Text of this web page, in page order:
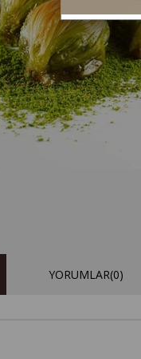
YORUMLAR(0)